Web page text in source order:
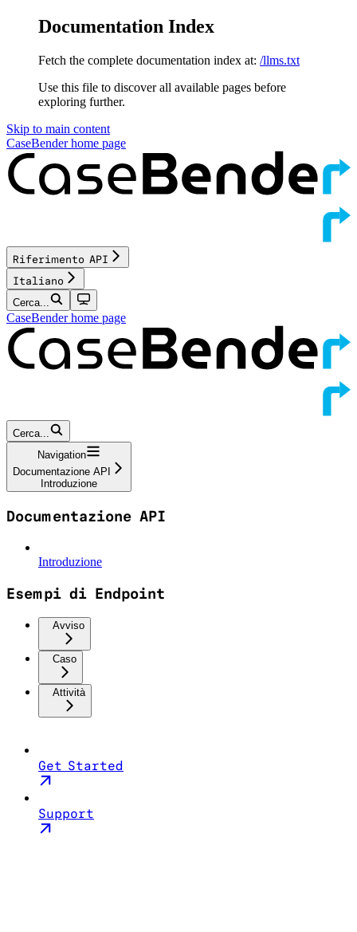
Documentation Index
Fetch the complete documentation index at: /llms.txt
Use this file to discover all available pages before
exploring further.
Skip to main content
CaseBenderhome page
Riferimento API
Italiano
Cerca...
CaseBenderhome page
Cerca...
Navigation
Documentazione API
Introduzione
Documentazione API
Introduzione
Esempi di Endpoint
Avviso
Caso
Attività
Get Started
Support